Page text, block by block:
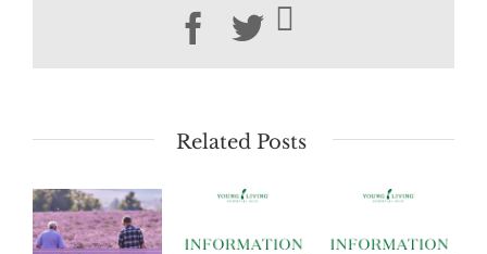
Facebook
Twitter
Related Posts